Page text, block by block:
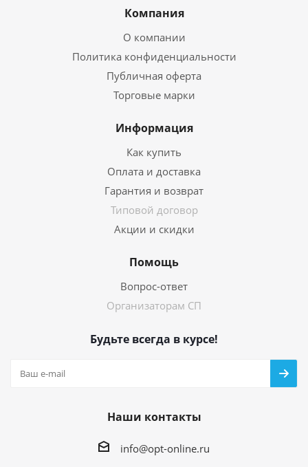
Компания
О компании
Политика конфиденциальности
Публичная оферта
Торговые марки
Информация
Как купить
Оплата и доставка
Гарантия и возврат
Типовой договор
Акции и скидки
Помощь
Вопрос-ответ
Организаторам СП
Будьте всегда в курсе!
Наши контакты
info@opt-online.ru